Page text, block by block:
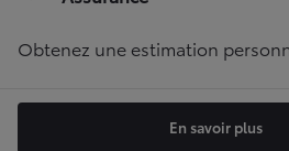
Obtenez une estimation
En savoir plus